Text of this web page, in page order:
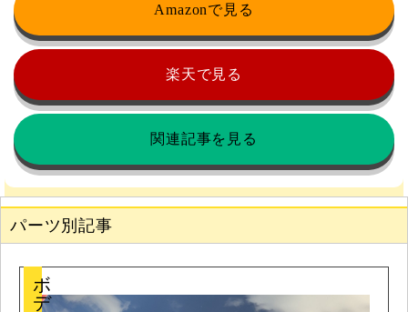
Amazonで見る
楽天で見る
関連記事を見る
パーツ別記事
ボ
デ